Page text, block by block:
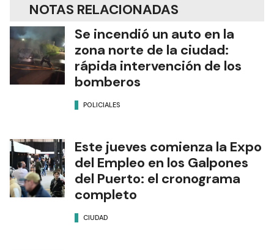
NOTAS RELACIONADAS
Se incendió un auto en la
zona norte de la ciudad:
rápida intervención de los
bomberos
POLICIALES
Este jueves comienza la Expo
del Empleo en los Galpones
del Puerto: el cronograma
completo
CIUDAD